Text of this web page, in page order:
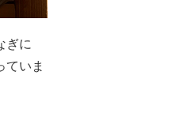
ぎに
ていま